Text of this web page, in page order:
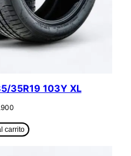
35R19 103Y XL
carrito